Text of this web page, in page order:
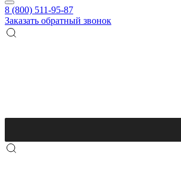
8 (800) 511-95-87
Заказать обратный звонок